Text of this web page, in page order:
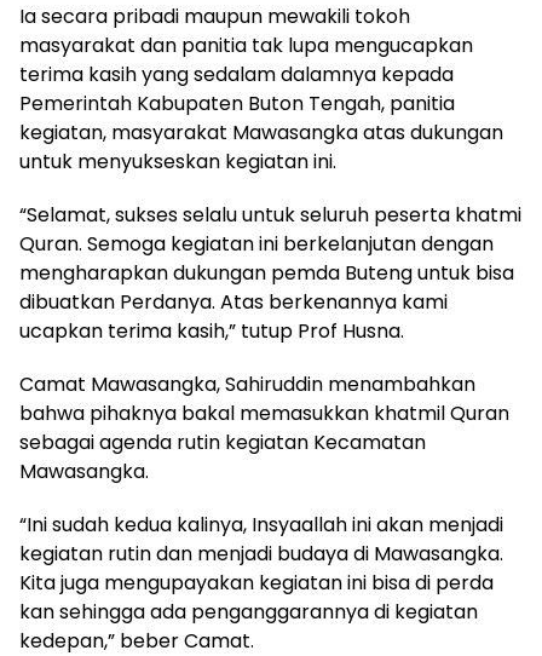
Ia secara pribadi maupun mewakili tokoh
masyarakat dan panitia tak lupa mengucapkan
terima kasih yang sedalam dalamnya kepada
Pemerintah Kabupaten Buton Tengah, panitia
kegiatan, masyarakat Mawasangka atas dukungan
untuk menyukseskan kegiatan ini.
“Selamat, sukses selalu untuk seluruh peserta khatmi
Quran. Semoga kegiatan ini berkelanjutan dengan
mengharapkan dukungan pemda Buteng untuk bisa
dibuatkan Perdanya. Atas berkenannya kami
ucapkan terima kasih,” tutup Prof Husna.
Camat Mawasangka, Sahiruddin menambahkan
bahwa pihaknya bakal memasukkan khatmil Quran
sebagai agenda rutin kegiatan Kecamatan
Mawasangka.
“Ini sudah kedua kalinya, Insyaallah ini akan menjadi
kegiatan rutin dan menjadi budaya di Mawasangka.
Kita juga mengupayakan kegiatan ini bisa di perda
kan sehingga ada penganggarannya di kegiatan
kedepan,” beber Camat.